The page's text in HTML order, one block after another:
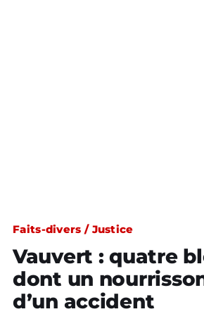
Faits-divers / Justice
Vauvert : quatre
dont un
d’un accident